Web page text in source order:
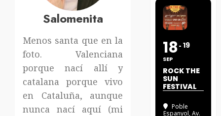
Salomenita
Menos santa que en la
foto. Valenciana
porque nací allí y
catalana porque vivo
en Cataluña, aunque
nunca nací aquí (mi
18
SEP
19
ROCK THE
SUN
FESTIVAL
Poble
Espanyol, Av.